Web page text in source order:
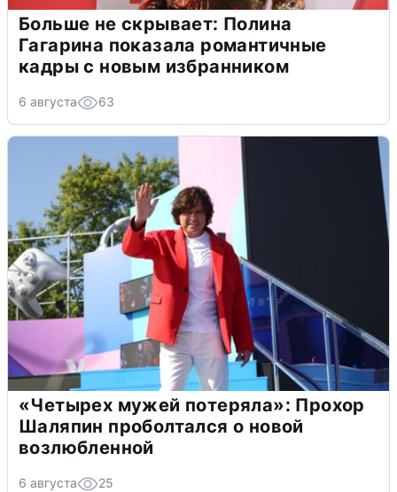
Больше не скрывает: Полина
Гагарина показала романтичные
кадры с новым избранником
6 августа 63
«Четырех мужей потеряла»: Прохор
Шаляпин проболтался о новой
возлюбленной
6 августа 25